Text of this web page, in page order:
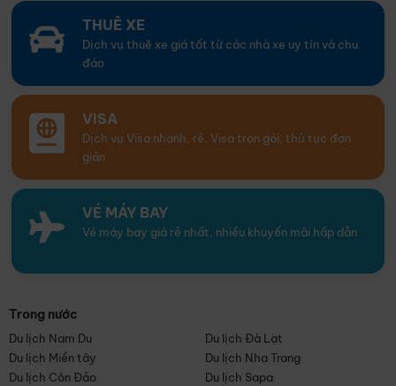
THUÊ XE
Dịch vụ thuê xe giá tốt từ các nhà xe uy tín và chu
đáo
VISA
Dịch vụ Visa nhanh, rẻ. Visa trọn gói, thủ tục đơn
giản
VÉ MÁY BAY
Vé máy bay giá rẻ nhất, nhiều khuyến mãi hấp dẫn
Trong nước
Du lịch Nam Du
Du lịch Đà Lạt
Du lịch Miền tây
Du lịch Nha Trang
Du lịch Côn Đảo
Du lịch Sapa